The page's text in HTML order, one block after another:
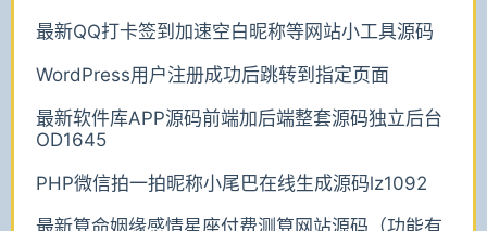
最新QQ打卡签到加速空白昵称等网站小工具源码
WordPress用户注册成功后跳转到指定页面
最新软件库APP源码前端加后端整套源码独立后台
OD1645
PHP微信拍一拍昵称小尾巴在线生成源码lz1092
最新算命姻缘感情星座付费测算网站源码（功能有